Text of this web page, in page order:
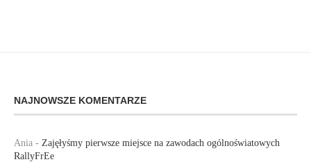
NAJNOWSZE KOMENTARZE
Ania - Zajęłyśmy pierwsze miejsce na zawodach ogólnoświatowych
RallyFrEe